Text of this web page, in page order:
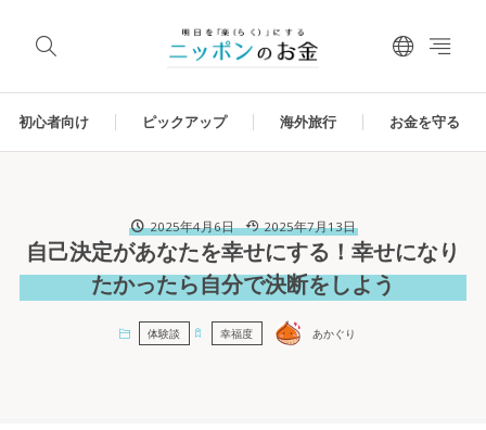
初心者向け ピックアップ 海外旅行 お金を守る
2025年4月6日 2025年7月13日
自己決定があなたを幸せにする！幸せになり
たかったら自分で決断をしよう
体験談 幸福度 あかぐり